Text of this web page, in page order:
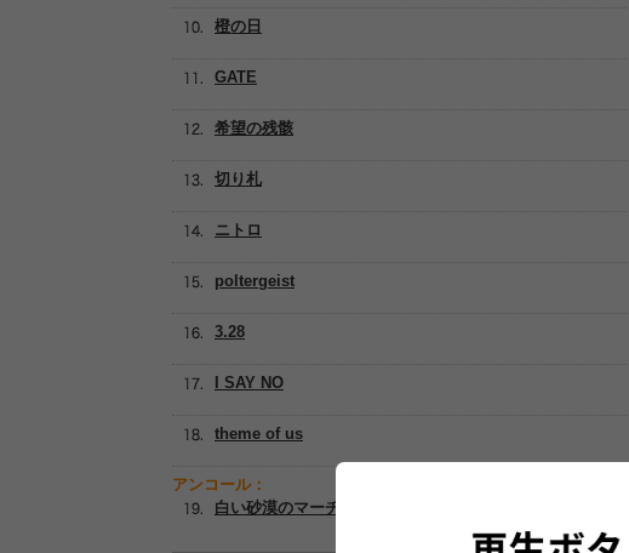
橙の日
GATE
希望の残骸
切り札
ニトロ
poltergeist
3.28
I SAY NO
theme of us
アンコール：
白い砂漠のマーチ